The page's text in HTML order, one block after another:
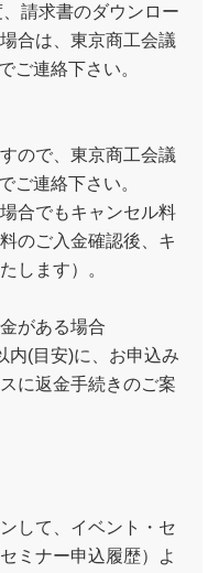
請求書のダウンロー
合は、東京商工会議
ご連絡下さい。
ので、東京商工会議
ご連絡下さい。
合でもキャンセル料
のご入金確認後、キ
します）。
がある場合
内(目安)に、お申込み
に返金手続きのご案
して、イベント・セ
ミナー申込履歴）よ